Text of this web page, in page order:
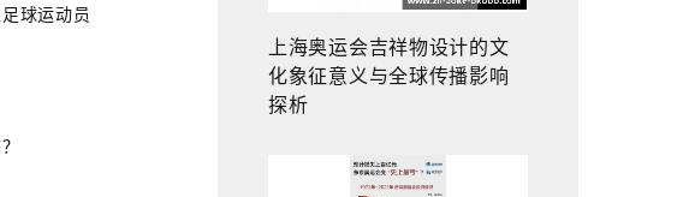
球运动员
上海奥运会吉祥物设计的文
化象征意义与全球传播影响
探析